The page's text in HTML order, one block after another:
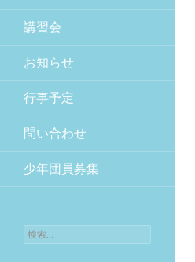
講習会
お知らせ
行事予定
問い合わせ
少年団員募集
検索: